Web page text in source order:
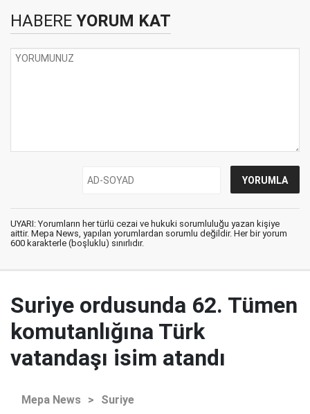
HABERE YORUM KAT
UYARI: Yorumların her türlü cezai ve hukuki sorumluluğu yazan kişiye
aittir. Mepa News, yapılan yorumlardan sorumlu değildir. Her bir yorum
600 karakterle (boşluklu) sınırlıdır.
Suriye ordusunda 62. Tümen
komutanlığına Türk
vatandaşı isim atandı
Mepa News > Suriye